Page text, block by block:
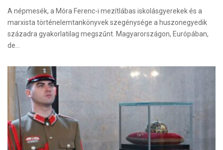
A népmesék, a Móra Ferenc-i mezítlábas iskolásgyerekek és a
marxista történelemtankönyvek szegénysége a huszonegyedik
századra gyakorlatilag megszűnt. Magyarországon, Európában,
de…